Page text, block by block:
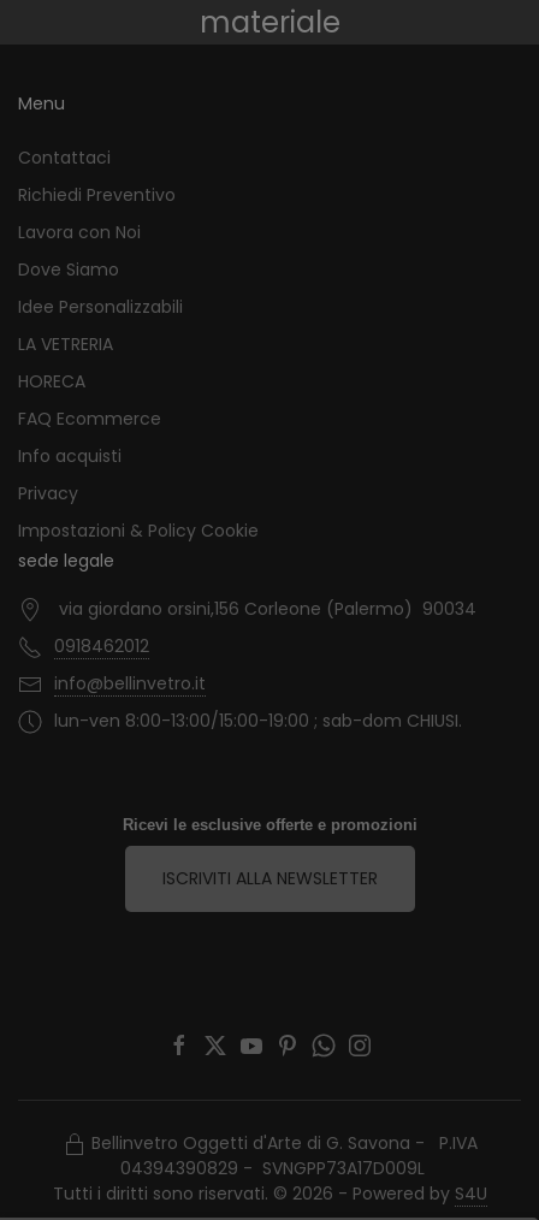
materiale
Menu
Contattaci
Richiedi Preventivo
Lavora con Noi
Dove Siamo
Idee Personalizzabili
LA VETRERIA
HORECA
FAQ Ecommerce
Info acquisti
Privacy
Impostazioni & Policy Cookie
sede legale
via giordano orsini,156 Corleone (Palermo) 90034
0918462012
info@bellinvetro.it
lun-ven 8:00-13:00/15:00-19:00 ; sab-dom CHIUSI.
Ricevi le esclusive offerte e promozioni
ISCRIVITI ALLA NEWSLETTER
Bellinvetro Oggetti d'Arte di G. Savona - P.IVA
04394390829 - SVNGPP73A17D009L
Tutti i diritti sono riservati. © 2026 - Powered by S4U